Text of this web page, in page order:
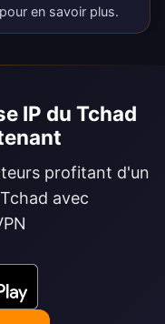
pour en savoir plus.
IP du Tchad
profitant d'un
avec